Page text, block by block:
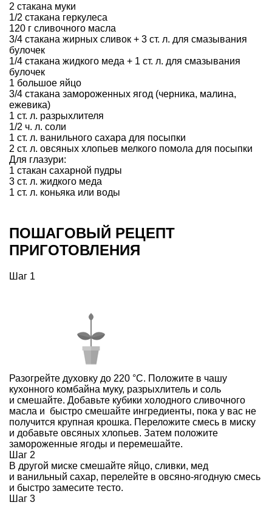
2 стакана муки
1/2 стакана геркулеса
120 г сливочного масла
3/4 стакана жирных сливок + 3 ст. л. для смазывания
булочек
1/4 стакана жидкого меда + 1 ст. л. для смазывания
булочек
1 большое яйцо
3/4 стакана замороженных ягод (черника, малина,
ежевика)
1 ст. л. разрыхлителя
1/2 ч. л. соли
1 ст. л. ванильного сахара для посыпки
2 ст. л. овсяных хлопьев мелкого помола для посыпки
Для глазури:
1 стакан сахарной пудры
3 ст. л. жидкого меда
1 ст. л. коньяка или воды
ПОШАГОВЫЙ РЕЦЕПТ
ПРИГОТОВЛЕНИЯ
Шаг 1
Разогрейте духовку до 220 °С. Положите в чашу
кухонного комбайна муку, разрыхлитель и соль
и смешайте. Добавьте кубики холодного сливочного
масла и быстро смешайте ингредиенты, пока у вас не
получится крупная крошка. Переложите смесь в миску
и добавьте овсяных хлопьев. Затем положите
замороженные ягоды и перемешайте.
Шаг 2
В другой миске смешайте яйцо, сливки, мед
и ванильный сахар, перелейте в овсяно-ягодную смесь
и быстро замесите тесто.
Шаг 3